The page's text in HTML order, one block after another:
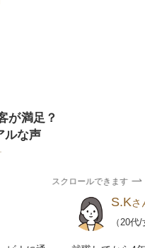
が満足？
ルな声
スクロールできます
S.Kさ
（20代